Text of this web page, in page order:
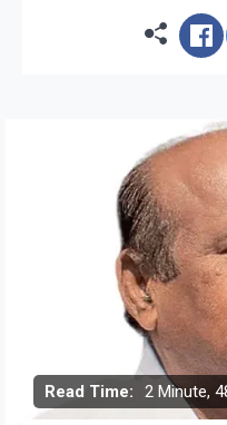
Read Time: 2 Minute,